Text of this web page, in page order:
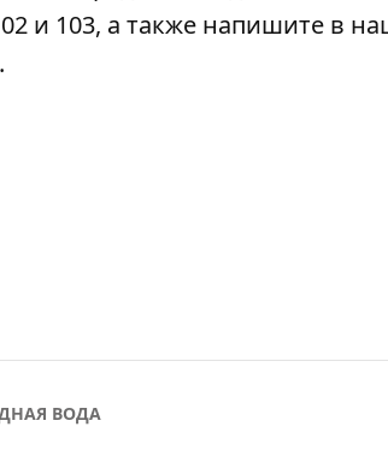
и 103, а также напишите в
.
ВОДА